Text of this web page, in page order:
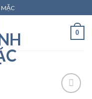
MẶC
0